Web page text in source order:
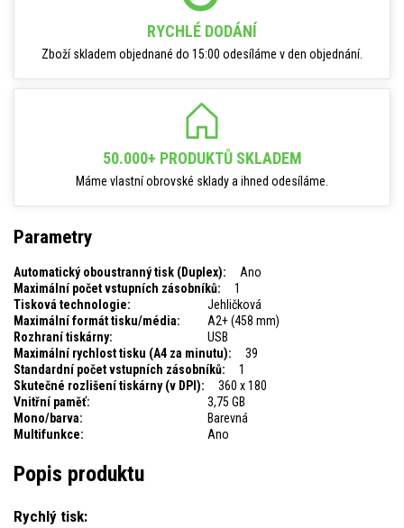
RYCHLÉ DODÁNÍ
Zboží skladem objednané do 15:00 odesíláme v den objednání.
50.000+ PRODUKTŮ SKLADEM
Máme vlastní obrovské sklady a ihned odesíláme.
Parametry
Automatický oboustranný tisk (Duplex):
Ano
Maximální počet vstupních zásobníků:
1
Tisková technologie:
Jehličková
Maximální formát tisku/média:
A2+ (458 mm)
Rozhraní tiskárny:
USB
Maximální rychlost tisku (A4 za minutu):
39
Standardní počet vstupních zásobníků:
1
Skutečné rozlišení tiskárny (v DPI):
360 x 180
Vnitřní paměť:
3,75 GB
Mono/barva:
Barevná
Multifunkce:
Ano
Popis produktu
Rychlý tisk: